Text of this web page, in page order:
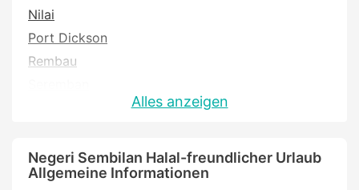
Nilai
Port Dickson
Rembau
Alles anzeigen
Negeri Sembilan Halal-freundlicher Urlaub
Allgemeine Informationen